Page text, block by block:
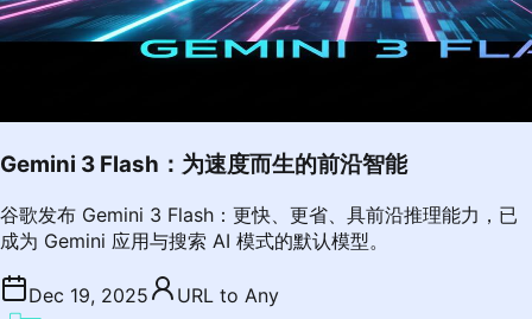
Gemini 3 Flash：为速度而生的前沿智能
谷歌发布 Gemini 3 Flash：更快、更省、具前沿推理能力，已
成为 Gemini 应用与搜索 AI 模式的默认模型。
Dec 19, 2025 URL to Any